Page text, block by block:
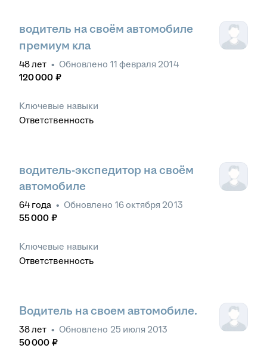
водитель на своём автомобиле
премиум кла
48лет • Обновлено 11 февраля 2014
120 000 ₽
Ключевые навыки
Ответственность
водитель-экспедитор на своём
автомобиле
64 года • Обновлено 16 октября 2013
55 000 ₽
Ключевые навыки
Ответственность
Водитель на своем автомобиле.
38лет • Обновлено 25 июля 2013
50 000 ₽